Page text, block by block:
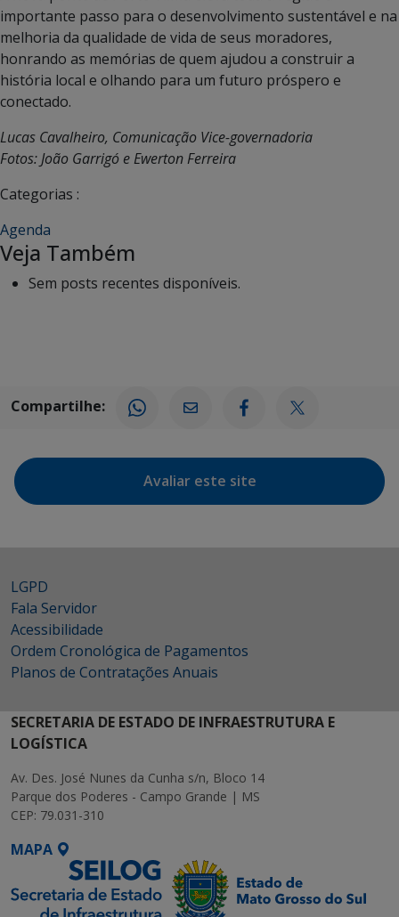
importante passo para o desenvolvimento sustentável e na
melhoria da qualidade de vida de seus moradores,
honrando as memórias de quem ajudou a construir a
história local e olhando para um futuro próspero e
conectado.
Lucas Cavalheiro, Comunicação Vice-governadoria
Fotos: João Garrigó e Ewerton Ferreira
Categorias :
Agenda
Veja Também
Sem posts recentes disponíveis.
Compartilhe:
Avaliar este site
LGPD
Fala Servidor
Acessibilidade
Ordem Cronológica de Pagamentos
Planos de Contratações Anuais
SECRETARIA DE ESTADO DE INFRAESTRUTURA E
LOGÍSTICA
Av. Des. José Nunes da Cunha s/n, Bloco 14
Parque dos Poderes - Campo Grande | MS
CEP: 79.031-310
MAPA